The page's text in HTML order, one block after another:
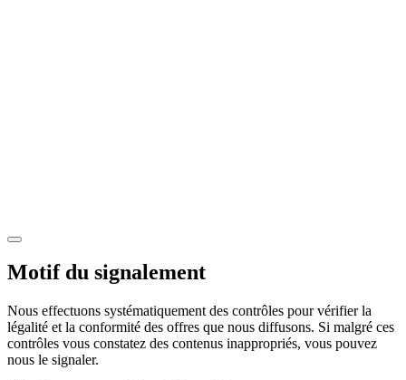
Motif du signalement
Nous effectuons systématiquement des contrôles pour vérifier la
légalité et la conformité des offres que nous diffusons. Si malgré ces
contrôles vous constatez des contenus inappropriés, vous pouvez
nous le signaler.